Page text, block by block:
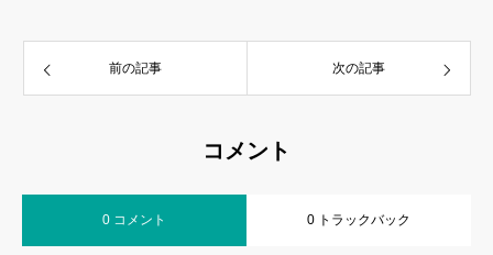
前の記事 次の記事
コメント
0 コメント 0 トラックバック